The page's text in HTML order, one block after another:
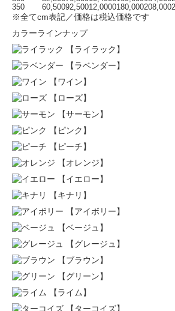
350
60,50092,50012,0000180,000208,000
※全てcm表記／価格は税込価格です
カラーラインナップ
【ライラック】
【ラベンダー】
【ワイン】
【ローズ】
【サーモン】
【ピンク】
【ピーチ】
【オレンジ】
【イエロー】
【キナリ】
【アイボリー】
【ベージュ】
【グレージュ】
【ブラウン】
【グリーン】
【ライム】
【ターコイズ】